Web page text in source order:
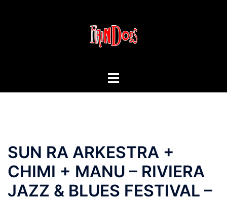
Mostra/Nascondi
SUN RA ARKESTRA +
CHIMI + MANU – RIVIERA
JAZZ & BLUES FESTIVAL –